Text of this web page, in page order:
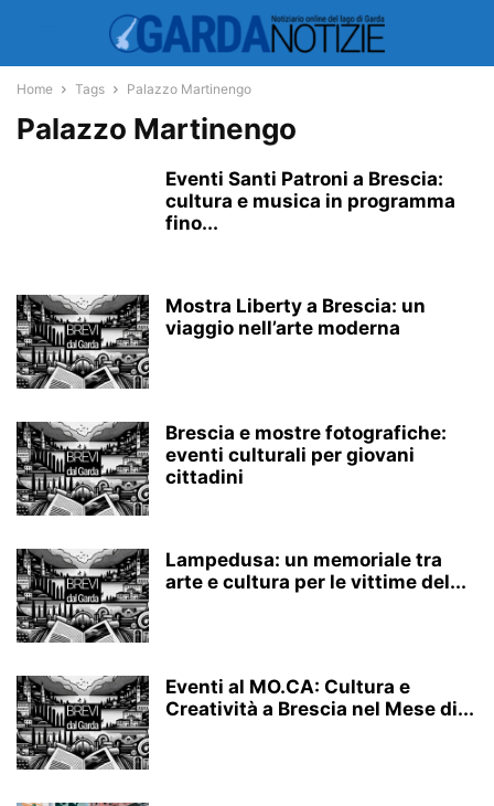
Home Tags Palazzo Martinengo
Palazzo Martinengo
Eventi Santi Patroni a Brescia:
cultura e musica in programma
fino...
Mostra Liberty a Brescia: un
viaggio nell’arte moderna
Brescia e mostre fotografiche:
eventi culturali per giovani
cittadini
Lampedusa: un memoriale tra
arte e cultura per le vittime del...
Eventi al MO.CA: Cultura e
Creatività a Brescia nel Mese di...